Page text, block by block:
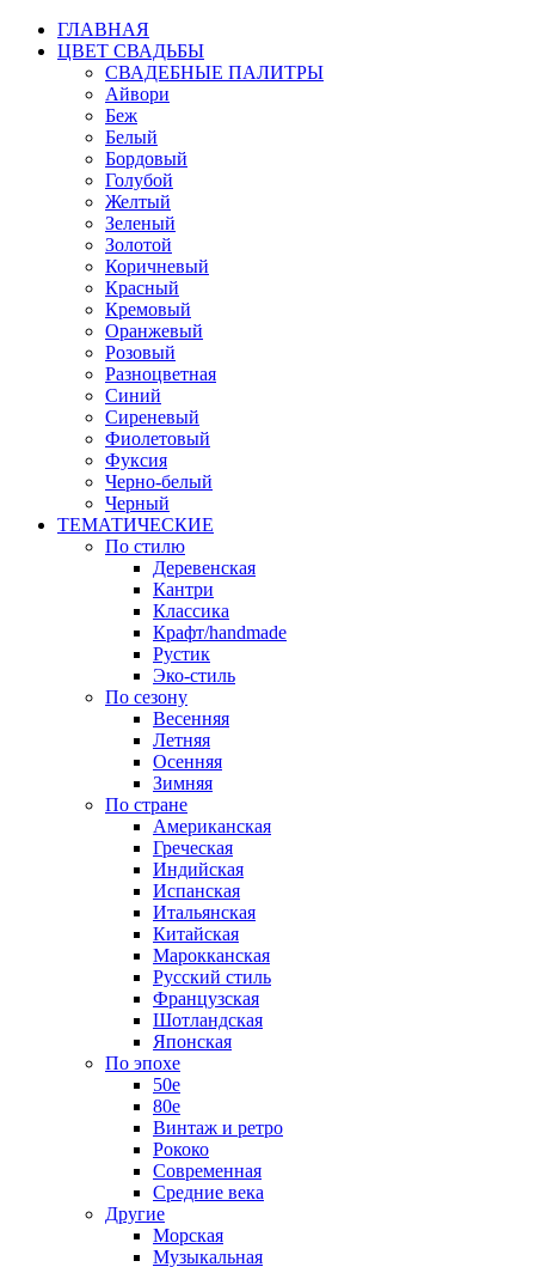
ГЛАВНАЯ
ЦВЕТ СВАДЬБЫ
СВАДЕБНЫЕ ПАЛИТРЫ
Айвори
Беж
Белый
Бордовый
Голубой
Желтый
Зеленый
Золотой
Коричневый
Красный
Кремовый
Оранжевый
Розовый
Разноцветная
Синий
Сиреневый
Фиолетовый
Фуксия
Черно-белый
Черный
ТЕМАТИЧЕСКИЕ
По стилю
Деревенская
Кантри
Классика
Крафт/handmade
Рустик
Эко-стиль
По сезону
Весенняя
Летняя
Осенняя
Зимняя
По стране
Американская
Греческая
Индийская
Испанская
Итальянская
Китайская
Марокканская
Русский стиль
Французская
Шотландская
Японская
По эпохе
50е
80е
Винтаж и ретро
Рококо
Современная
Средние века
Другие
Морская
Музыкальная